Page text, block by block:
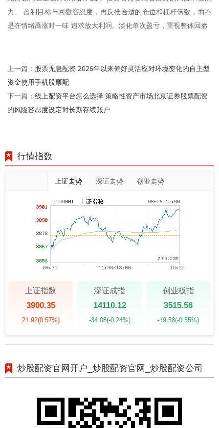
力、 盈利目标与回撤容忍度，再反推合适的仓位和杠杆倍数，而不
是在情绪高涨时一味 追求放大利润。淡化单次盈亏，重视整体回撤
上一篇： 股票无息配资 2026年以来偏好灵活应对环境变化的自主型
资金使用手机股票配
下一篇： 线上配资平台怎么选择 策略性资产市场北京证券股票配资
的风险容忍度设定对长期存续账户
行情指数
上证走势 深证走势 创业走势
上证指数
3900.35
21.92(0.57%)
深证成指
14110.12
-34.08(-0.24%)
创业板指
3515.56
-19.58(-0.55%)
炒股配资官网开户_炒股配资官网_炒股配资公司